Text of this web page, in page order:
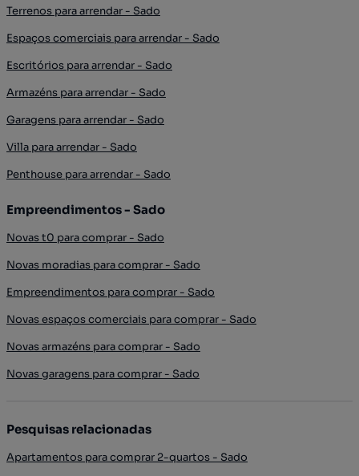
Terrenos para arrendar - Sado
Espaços comerciais para arrendar - Sado
Escritórios para arrendar - Sado
Armazéns para arrendar - Sado
Garagens para arrendar - Sado
Villa para arrendar - Sado
Penthouse para arrendar - Sado
Empreendimentos - Sado
Novas t0 para comprar - Sado
Novas moradias para comprar - Sado
Empreendimentos para comprar - Sado
Novas espaços comerciais para comprar - Sado
Novas armazéns para comprar - Sado
Novas garagens para comprar - Sado
Pesquisas relacionadas
Apartamentos para comprar 2-quartos - Sado